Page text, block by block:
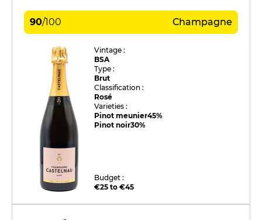
90/100 Champagne
Vintage :
BSA
Type :
Brut
Classification :
Rosé
Varieties :
Pinot meunier45%
Pinot noir30%
Budget :
€25 to €45